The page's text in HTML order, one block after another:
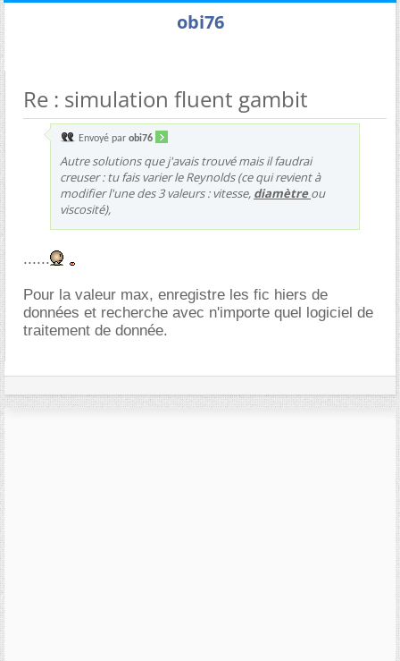
obi76
Re : simulation fluent gambit
Envoyé par obi76
Autre solutions que j'avais trouvé mais il faudrai
creuser : tu fais varier le Reynolds (ce qui revient à
modifier l'une des 3 valeurs : vitesse, diamètreou
viscosité),
......
Pour la valeur max, enregistre les fic hiers de
données et recherche avec n'importe quel logiciel de
traitement de donnée.